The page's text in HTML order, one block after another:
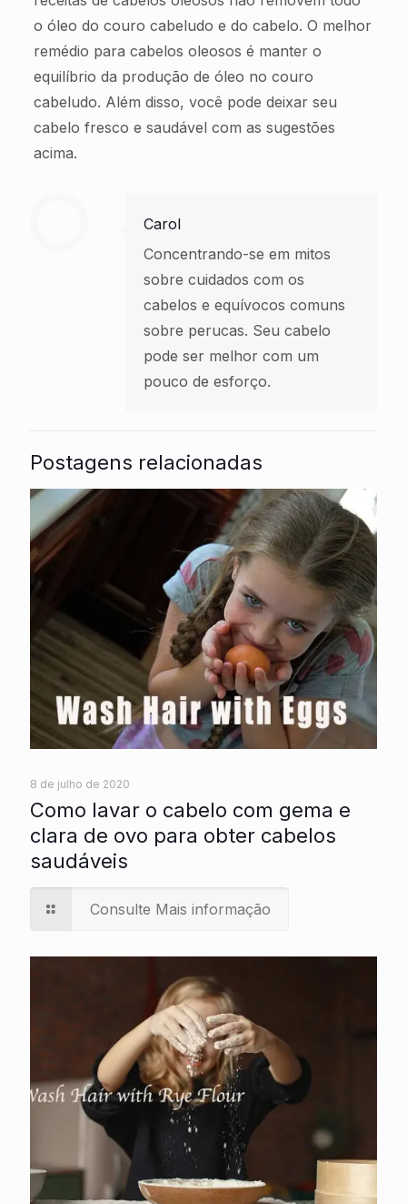
o óleo do couro cabeludo e do cabelo. O melhor
remédio para cabelos oleosos é manter o
equilíbrio da produção de óleo no couro
cabeludo. Além disso, você pode deixar seu
cabelo fresco e saudável com as sugestões
acima.
Carol
Concentrando-se em mitos
sobre cuidados com os
cabelos e equívocos comuns
sobre perucas. Seu cabelo
pode ser melhor com um
pouco de esforço.
Postagens relacionadas
8 de julho de 2020
Como lavar o cabelo com gema e
clara de ovo para obter cabelos
saudáveis
Consulte Mais informação